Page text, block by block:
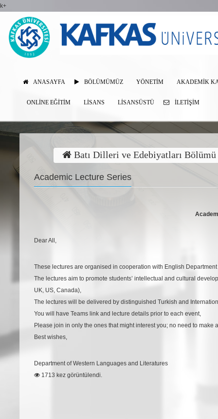
k+
ANASAYFA BÖLÜMÜMÜZ YÖNETİM AKADEMİK
ONLINE EĞITIM LISANS LISANSÜSTÜ İLETIŞIM
Batı Dilleri ve Edebiyatları Bölümü
Academic Lecture Series
Dear All,
These lectures are organised in cooperation with English
The lectures aim to promote students’ intellectual and cultural
UK, US, Canada),
The lectures will be delivered by distinguished Turkish and
You will have Teams link and lecture details prior to each event,
Please join in only the ones that might interest you; no need to
Best wishes,
Department of Western Languages and Literatures
1713 kez görüntülendi.